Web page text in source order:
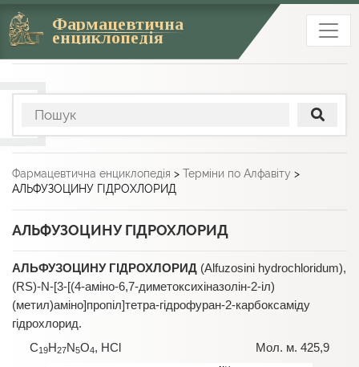
Фармацевтична
енциклопедія
Фармацевтична енциклопедія > Терміни по Алфавіту >
АЛЬФУЗОЦИНУ ГІДРОХЛОРИД
АЛЬФУЗОЦИНУ ГІДРОХЛОРИД
АЛЬФУЗОЦИНУ ГІДРОХЛОРИД (Alfuzosinі hydrochloridum),
(RS)-N-[3-[(4-аміно-6,7-диметоксихіназолін-2-іл)
(метил)аміно]пропіл]тетра-гідрофуран-2-карбоксаміду
гідрохлорид.
C19H27N5O4, HCl Мол. м. 425,9